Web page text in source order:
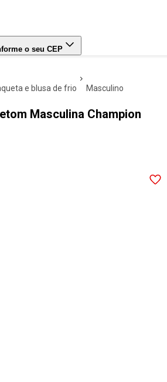
o seu CEP
e blusa de frio masculino
Masculina Champion